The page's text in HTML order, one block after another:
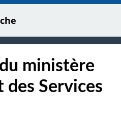
ministère
des Services